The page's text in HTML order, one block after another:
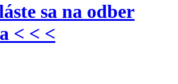
sa na odber
< < <